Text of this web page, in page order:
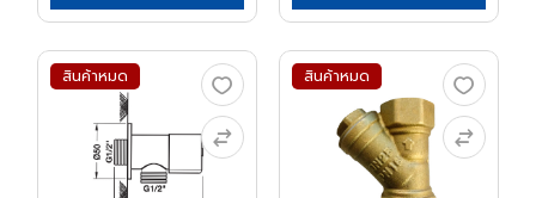
สินค้าหมด สินค้าหมด